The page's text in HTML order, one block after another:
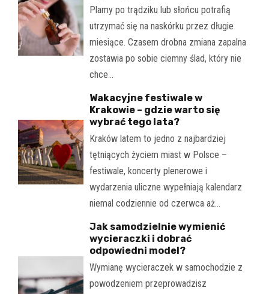
Plamy po trądziku lub słońcu potrafią
utrzymać się na naskórku przez długie
miesiące. Czasem drobna zmiana zapalna
zostawia po sobie ciemny ślad, który nie
chce…
Wakacyjne festiwale w
Krakowie – gdzie warto się
wybrać tego lata?
Kraków latem to jedno z najbardziej
tętniących życiem miast w Polsce –
festiwale, koncerty plenerowe i
wydarzenia uliczne wypełniają kalendarz
niemal codziennie od czerwca aż…
Jak samodzielnie wymienić
wycieraczki i dobrać
odpowiedni model?
Wymianę wycieraczek w samochodzie z
powodzeniem przeprowadzisz